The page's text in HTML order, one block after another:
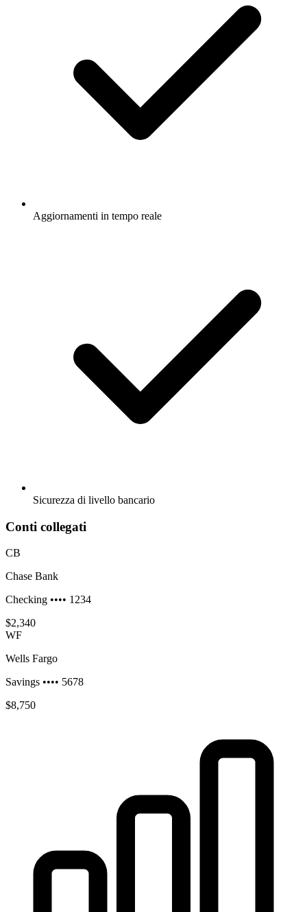
Aggiornamenti in tempo reale
Sicurezza di livello bancario
Conti collegati
CB
Chase Bank
Checking •••• 1234
$2,340
WF
Wells Fargo
Savings •••• 5678
$8,750